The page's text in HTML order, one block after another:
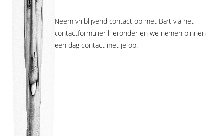
Neem vrijblijvend contact op met Bart via het
contactformulier hieronder en we nemen binnen
een dag contact met je op.